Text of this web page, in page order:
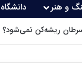
و هنر دانشگاه
ریشه‌کن نمی‌شود؟